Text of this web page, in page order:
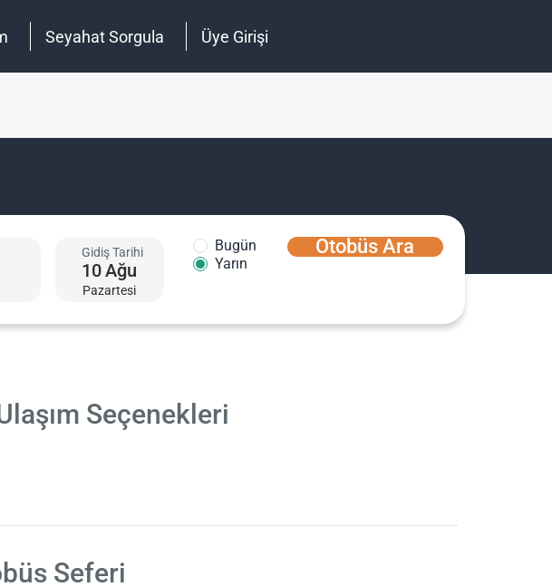
Seyahat Sorgula Üye Girişi
Gidiş Tarihi
10Ağu
Pazartesi
Bugün
Yarın
Otobüs Ara
Seçenekleri
Seferi